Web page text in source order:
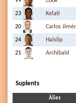
23 Kelati
20 Carlos
24 Haislip
21 Archibald
Suplents
Àlies